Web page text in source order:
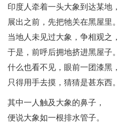
印度人牵着一头大象到达某地，
展出之前，先把牠关在黑屋里。
当地人未见过大象，争相观之，
于是，前呼后拥地挤进黑屋子。
什么也看不见，眼前一团漆黑，
只得用手去摸，猜猜是甚东西。
其中一人触及大象的鼻子，
便说大象如一根排水管子。